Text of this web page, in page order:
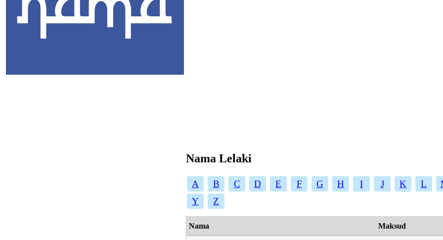
Nama Lelaki
A B C D E F G H I J K L
Y
Z
Nama Maksud